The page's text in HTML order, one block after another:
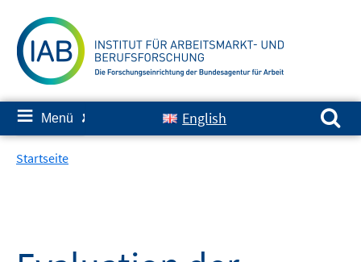
zum
Inhalt
≡ Menü ✘ English
Suchen nach:
Startseite